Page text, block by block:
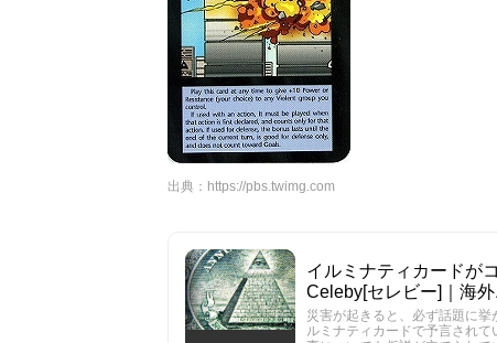
出典： https://pbs.twimg.com
イルミナティカードが
Celeby[セレビー]｜海
災害が起きると、必ず話題に
ルミナティカードで予言され